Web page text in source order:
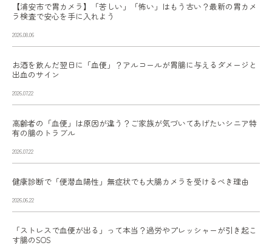
【浦安市で胃カメラ】「苦しい」「怖い」はもう古い？最新の胃カメ
ラ検査で安心を手に入れよう
2026.08.06
お酒を飲んだ翌日に「血便」？アルコールが胃腸に与えるダメージと
出血のサイン
2026.07.22
高齢者の「血便」は原因が違う？ご家族が気づいてあげたいシニア特
有の腸のトラブル
2026.07.22
健康診断で「便潜血陽性」無症状でも大腸カメラを受けるべき理由
2026.06.22
「ストレスで血便が出る」って本当？過労やプレッシャーが引き起こ
す腸のSOS